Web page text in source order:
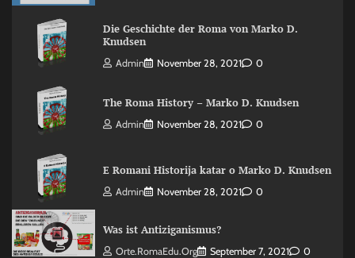
Die Geschichte der Roma von Marko D.
Knudsen
Admin November 28, 2021 0
The Roma History – Marko D. Knudsen
Admin November 28, 2021 0
E Romani Historija katar o Marko D. Knudsen
Admin November 28, 2021 0
Was ist Antiziganismus?
Orte.RomaEdu.org September 7, 2021 0